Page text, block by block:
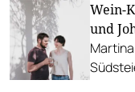
Wein-
und